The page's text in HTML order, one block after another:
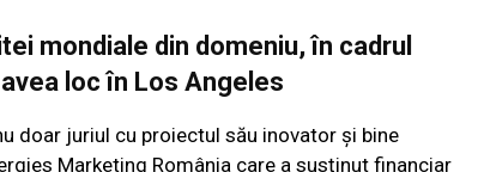
mondiale din domeniu, în cadrul
loc în Los Angeles
doar juriul cu proiectul său inovator şi bine
Marketing România care a susţinut financiar